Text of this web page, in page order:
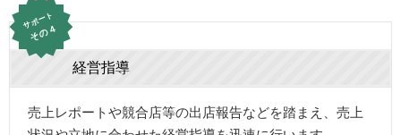
サポート
その４
経営指導
売上レポートや競合店等の出店報告などを踏まえ、売上